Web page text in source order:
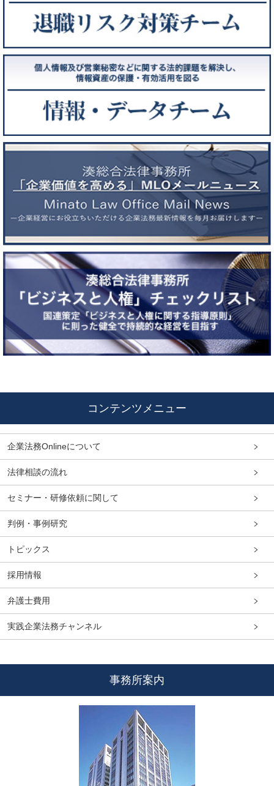
コンテンツメニュー
企業法務Onlineについて
法律相談の流れ
セミナー・研修依頼に関して
判例・事例研究
トピックス
採用情報
弁護士費用
実践企業法務チャンネル
事務所案内